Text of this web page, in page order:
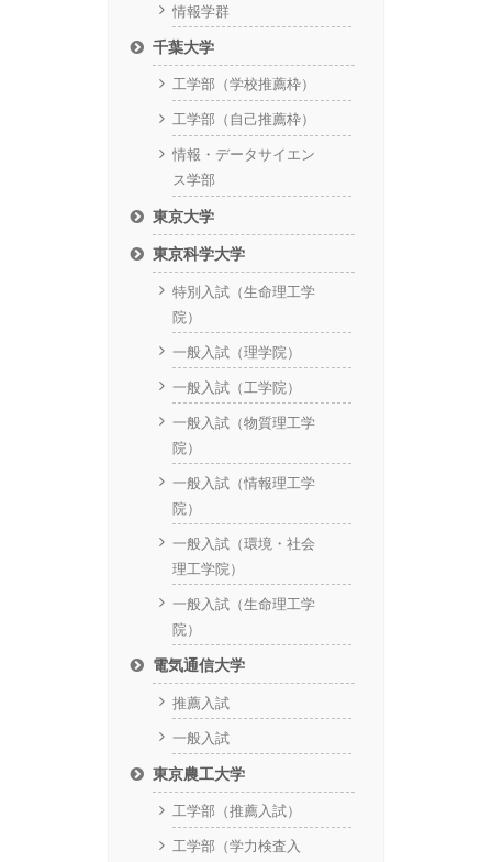
情報学群
千葉大学
工学部（学校推薦枠）
工学部（自己推薦枠）
情報・データサイエン
ス学部
東京大学
東京科学大学
特別入試（生命理工学
院）
一般入試（理学院）
一般入試（工学院）
一般入試（物質理工学
院）
一般入試（情報理工学
院）
一般入試（環境・社会
理工学院）
一般入試（生命理工学
院）
電気通信大学
推薦入試
一般入試
東京農工大学
工学部（推薦入試）
工学部（学力検査入